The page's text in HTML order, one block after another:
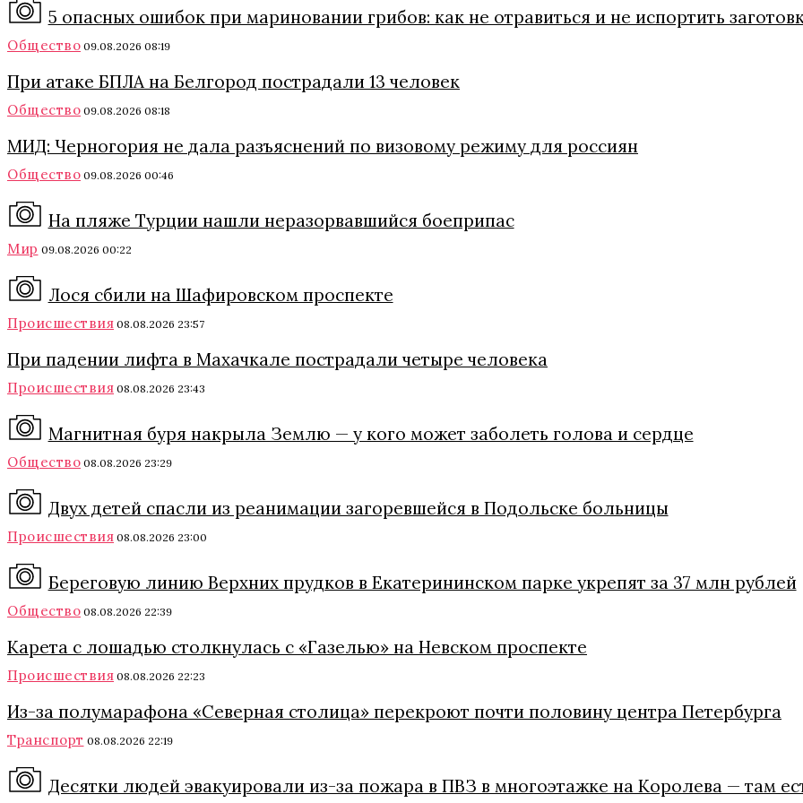
5 опасных ошибок при мариновании грибов: как не отравиться и не испортить
Общество 09.08.2026 08:19
При атаке БПЛА на Белгород пострадали 13 человек
Общество 09.08.2026 08:18
МИД: Черногория не дала разъяснений по визовому режиму для россиян
Общество 09.08.2026 00:46
На пляже Турции нашли неразорвавшийся боеприпас
Мир 09.08.2026 00:22
Лося сбили на Шафировском проспекте
Происшествия 08.08.2026 23:57
При падении лифта в Махачкале пострадали четыре человека
Происшествия 08.08.2026 23:43
Магнитная буря накрыла Землю — у кого может заболеть голова и сердце
Общество 08.08.2026 23:29
Двух детей спасли из реанимации загоревшейся в Подольске больницы
Происшествия 08.08.2026 23:00
Береговую линию Верхних прудков в Екатерининском парке укрепят за 37 млн рублей
Общество 08.08.2026 22:39
Карета с лошадью столкнулась с «Газелью» на Невском проспекте
Происшествия 08.08.2026 22:23
Из-за полумарафона «Северная столица» перекроют почти половину центра Петербурга
Транспорт 08.08.2026 22:19
Десятки людей эвакуировали из-за пожара в ПВЗ в многоэтажке на Королева — там